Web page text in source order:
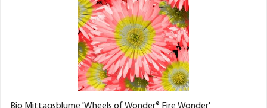
Bio Mittagsblume 'Wheels of Wonder® Fire Wonder'